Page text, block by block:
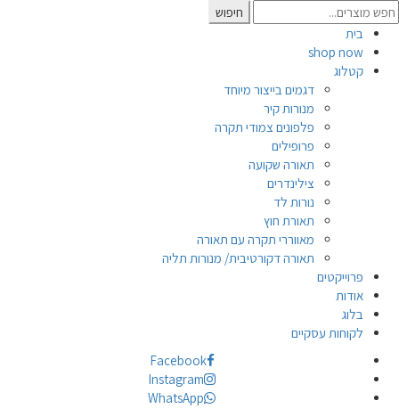
Search
for:
חיפוש
בית
shop now
קטלוג
דגמים בייצור מיוחד
מנורות קיר
פלפונים צמודי תקרה
פרופילים
תאורה שקועה
צילינדרים
נורות לד
תאורת חוץ
מאווררי תקרה עם תאורה
תאורה דקורטיבית/ מנורות תליה
פרוייקטים
אודות
בלוג
לקוחות עסקיים
Facebook
Instagram
WhatsApp